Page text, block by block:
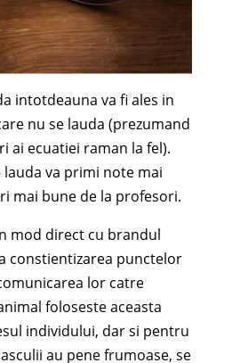
intotdeauna va fi ales in
nu se lauda (prezumand
ai ecuatiei raman la fel).
va primi note mai
mai bune de la profesori.
mod direct cu brandul
constientizarea punctelor
lor catre
foloseste aceasta
individului, dar si pentru
au pene frumoase, se